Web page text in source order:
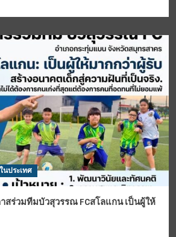
ในประเทศ
สร่วมทีมบัวสุวรรณ FCสโลแกน เป็นผู้ให้